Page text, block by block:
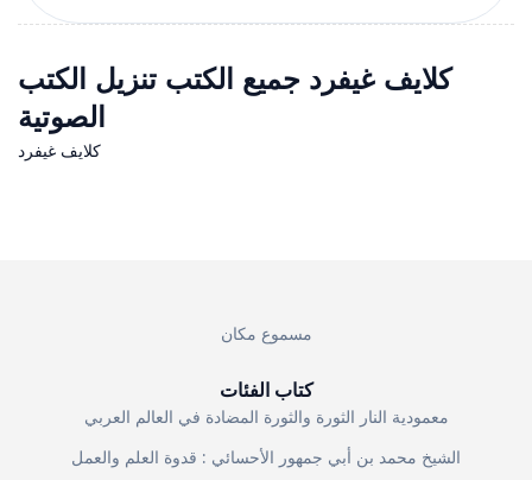
كلايف غيفرد جميع الكتب تنزيل الكتب
الصوتية
كلايف غيفرد
مسموع مكان
كتاب الفئات
معمودية النار الثورة والثورة المضادة في العالم العربي
الشيخ محمد بن أبي جمهور الأحسائي : قدوة العلم والعمل